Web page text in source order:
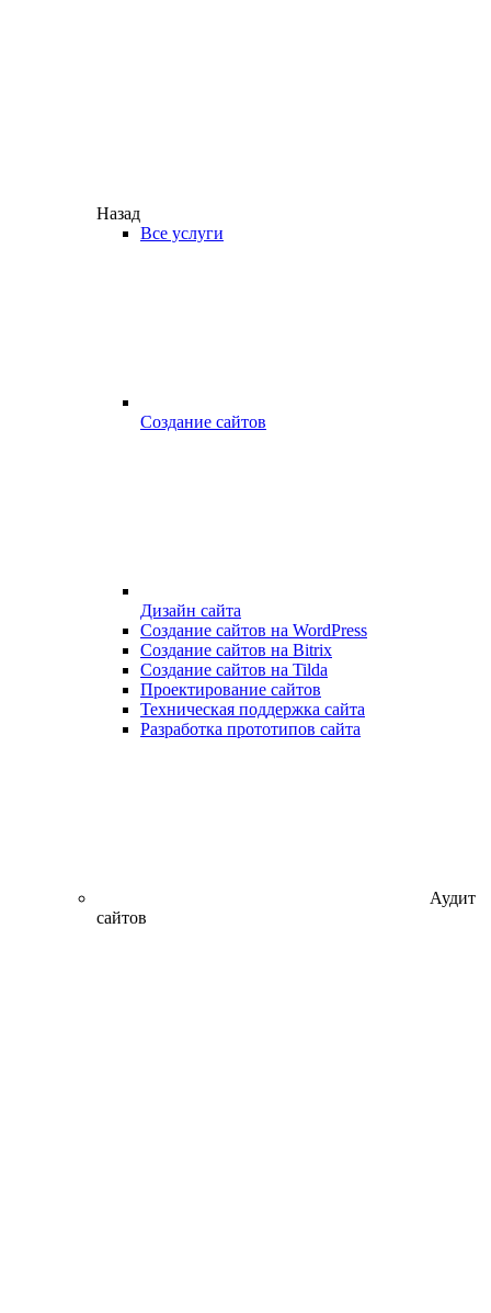
Назад
Все услуги
Создание сайтов
Дизайн сайта
Создание сайтов на WordPress
Создание сайтов на Bitrix
Создание сайтов на Tilda
Проектирование сайтов
Техническая поддержка сайта
Разработка прототипов сайта
Аудит
сайтов